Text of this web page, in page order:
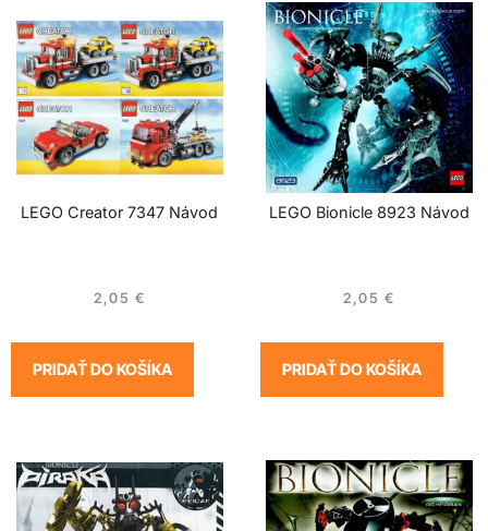
LEGO Creator 7347 Návod
2,05 €
PRIDAŤ DO KOŠÍKA
LEGO Bionicle 8923 Návod
2,05 €
PRIDAŤ DO KOŠÍKA